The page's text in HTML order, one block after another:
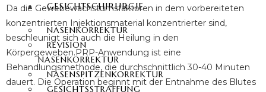
GESICHTSCHIRURGIE
NASENKORREKTUR
REVISION
NASENKORREKTUR
NASENSPITZENKORREKTUR
GESICHTSSTRAFFUNG
Da die Gewebewachstumsfaktoren in dem vorbereiteten
konzentrierten Injektionsmaterial konzentrierter sind,
beschleunigt sich auch die Heilung in den
Körpergeweben.PRP-Anwendung ist eine
Behandlungsmethode, die durchschnittlich 30-40 Minuten
dauert. Die Operation beginnt mit der Entnahme des Blutes